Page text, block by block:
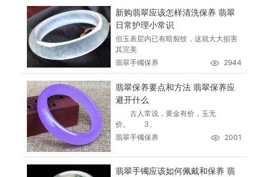
新购翡翠应该怎样清洗保养 翡翠
日常护理小常识
但玉表层内已有暗裂纹，这就大大损害
其完美
翡翠手镯保养
2944
翡翠保养要点和方法 翡翠保养应
避开什么
古人常说，黄金有价，玉无
价。 3、
翡翠手镯保养
2001
翡翠手镯应该如何佩戴和保养 翡